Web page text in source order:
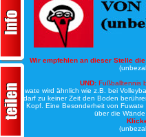
Wir empfehlen an dieser Stelle
UND: Fußballtennis
Bei Fuwate wird ähnlich wie z.B. bei
Ball darf zu keiner Zeit den Boden
oder Kopf. Eine Besonderheit von
über die